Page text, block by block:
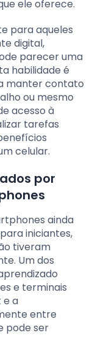
ele oferece.
para aqueles
digital,
parecer uma
habilidade é
manter contato
ou mesmo
acesso à
tarefas
celular.
por
ainda
iniciantes,
tiveram
Um dos
e terminais
e a
entre
pode ser